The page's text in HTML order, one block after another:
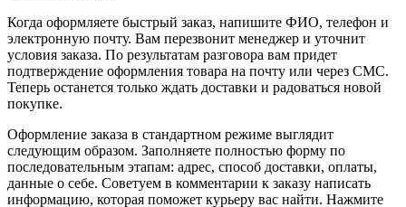
Когда оформляете быстрый заказ, напишите ФИО, телефон и
электронную почту. Вам перезвонит менеджер и уточнит
условия заказа. По результатам разговора вам придет
подтверждение оформления товара на почту или через СМС.
Теперь останется только ждать доставки и радоваться новой
покупке.
Оформление заказа в стандартном режиме выглядит
следующим образом. Заполняете полностью форму по
последовательным этапам: адрес, способ доставки, оплаты,
данные о себе. Советуем в комментарии к заказу написать
информацию, которая поможет курьеру вас найти. Нажмите